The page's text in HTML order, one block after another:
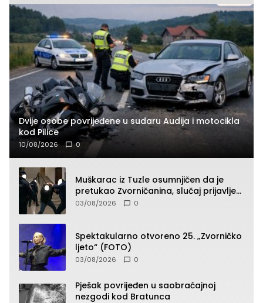
Dvije osobe povrijeđene u sudaru Audija i motocikla
kod Pilice
10/08/2026 0
Muškarac iz Tuzle osumnjičen da je
pretukao Zvorničanina, slučaj prijavljen
tužilaštvu
03/08/2026 0
Spektakularno otvoreno 25. „Zvorničko
ljeto“ (FOTO)
03/08/2026 0
Pješak povrijeđen u saobraćajnoj
nezgodi kod Bratunca